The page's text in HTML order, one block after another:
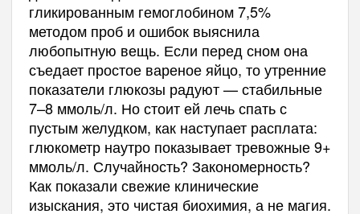
гликированным гемоглобином 7,5%
методом проб и ошибок выяснила
любопытную вещь. Если перед сном она
съедает простое вареное яйцо, то утренние
показатели глюкозы радуют — стабильные
7–8 ммоль/л. Но стоит ей лечь спать с
пустым желудком, как наступает расплата:
глюкометр наутро показывает тревожные 9+
ммоль/л. Случайность? Закономерность?
Как показали свежие клинические
изыскания, это чистая биохимия, а не магия.